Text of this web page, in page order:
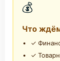
💰
Что
✓
✓